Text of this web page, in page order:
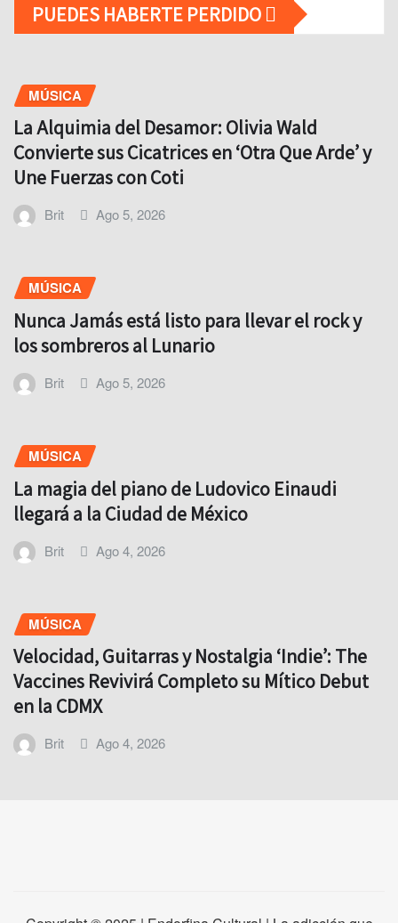
PUEDES HABERTE PERDIDO
MÚSICA
La Alquimia del Desamor: Olivia Wald
Convierte sus Cicatrices en ‘Otra Que Arde’ y
Une Fuerzas con Coti
Brit Ago 5, 2026
MÚSICA
Nunca Jamás está listo para llevar el rock y
los sombreros al Lunario
Brit Ago 5, 2026
MÚSICA
La magia del piano de Ludovico Einaudi
llegará a la Ciudad de México
Brit Ago 4, 2026
MÚSICA
Velocidad, Guitarras y Nostalgia ‘Indie’: The
Vaccines Revivirá Completo su Mítico Debut
en la CDMX
Brit Ago 4, 2026